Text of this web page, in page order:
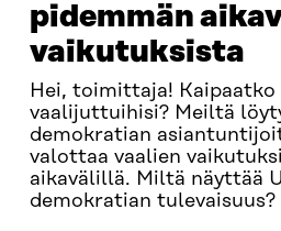
pidemmän
vaikutuksista
Hei, toimittaja!
vaalijuttuihisi? Meiltä
demokratian
valottaa vaalien
aikavälillä. Miltä näyttää
demokratian tulevaisuus?